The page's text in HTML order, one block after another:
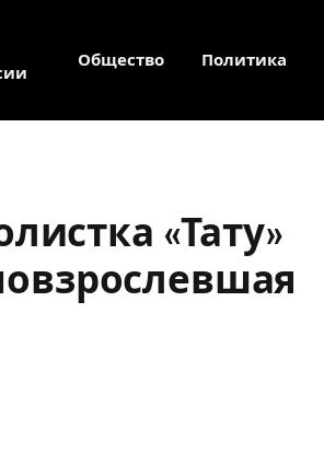
Общество Политика
«Тату»